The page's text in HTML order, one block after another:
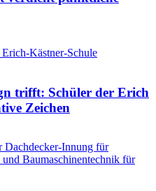
trifft: Schüler der Erich
Zeichen